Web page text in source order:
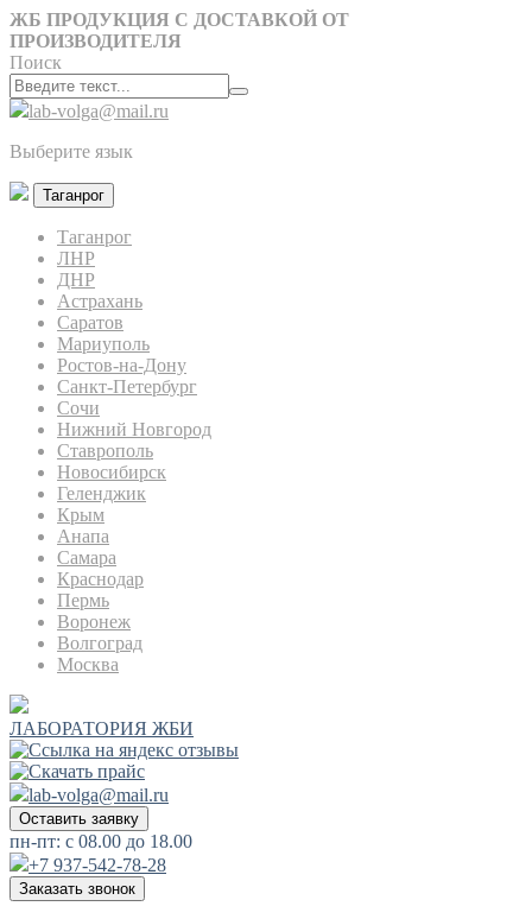
ЖБ ПРОДУКЦИЯ С ДОСТАВКОЙ ОТ
ПРОИЗВОДИТЕЛЯ
Поиск
lab-volga@mail.ru
Выберите язык
Таганрог
Таганрог
ЛНР
ДНР
Астрахань
Саратов
Мариуполь
Ростов-на-Дону
Санкт-Петербург
Сочи
Нижний Новгород
Ставрополь
Новосибирск
Геленджик
Крым
Анапа
Самара
Краснодар
Пермь
Воронеж
Волгоград
Москва
ЛАБОРАТОРИЯ ЖБИ
lab-volga@mail.ru
Оставить заявку
пн-пт: с 08.00 до 18.00
+7 937-542-78-28
Заказать звонок